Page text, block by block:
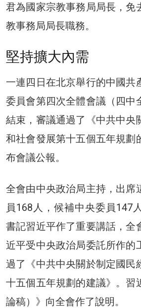
君為國家宗教事務局局長，免
教事務局局長職務。
堅持擴大內需
一連四日在北京舉行的中國共
委員會第四次全體會議（四中
結束，審議通過了《中共中央
和社會發展第十五個五年規劃
布會議公報。
全會由中央政治局主持，出席
員168人，候補中央委員147
書記習近平作了重要講話，全
近平受中央政治局委託所作的
過了《中共中央關於制定國民
十五個五年規劃的建議》。習
論稿）》向全會作了說明。